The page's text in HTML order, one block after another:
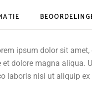
ipsum dolor sit
dolore magna aliqua.
laboris nisi ut aliquip ex